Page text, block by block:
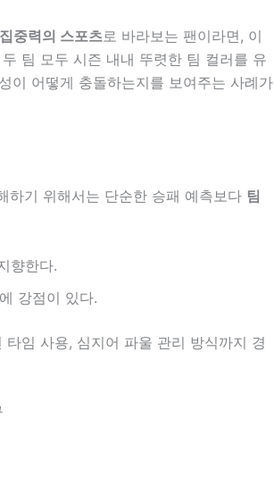
중력의 스포츠 로 바라보는 팬이라면, 이
팀 모두 시즌 내내 뚜렷한 팀 컬러를 유
이 어떻게 충돌하는지를 보여주는 사례가
하기 위해서는 단순한 승패 예측보다 팀
향한다.
에 강점이 있다.
임 사용, 심지어 파울 관리 방식까지 경